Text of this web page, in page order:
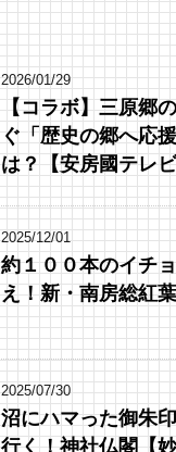
2026/01/29
【コラボ】三原郷
ぐ「歴史の郷へ応
は？【安房國テレ
2025/12/01
約１００本のイチ
え！新・南房総紅
2025/07/30
沼にハマった御朱
行く！神社仏閣【